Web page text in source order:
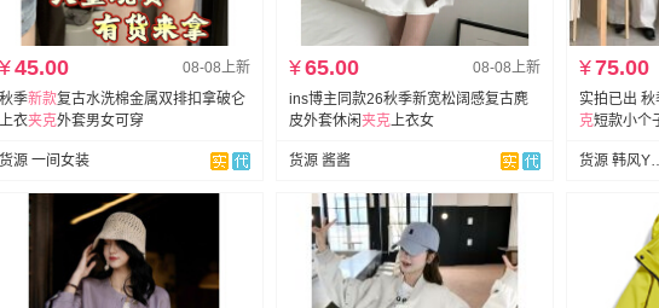
08-08上新
¥45.00
秋季新款复古水洗棉金属双排扣拿破仑
上衣夹克外套男女可穿
货源 一间女装
08-08上新
¥65.00
ins博主同款26秋季新宽松阔感复古麂
皮外套休闲夹克上衣女
货源 酱酱
¥75.00
实拍已出
克短款小个
货源 韩